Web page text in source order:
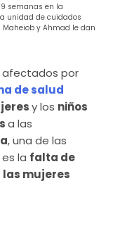
semanas en la
unidad de cuidados
Maheiob y Ahmad le dan
afectados por
de salud
y los niños
a las
, una de las
la falta de
mujeres